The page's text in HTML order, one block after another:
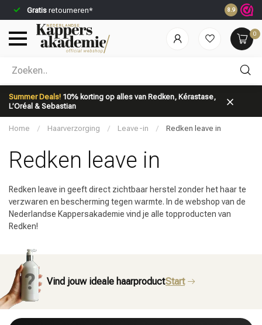
Gratis retourneren* Voor
8.9
0
Summer Deals! 10% korting op alles van Redken, Kérastase,
L’Oréal & Sebastian
Welke categorie ben jij naar op zoek?
Merken Haarverzorging
Home / Haarverzorging / Leave-in / Redken leave in
Redken leave in
Redken leave in geeft direct zichtbaar herstel zonder het haar te
verzwaren en bescherming tegen warmte. In de webshop van de
Nederlandse Kappersakademie vind je alle topproducten van
Redken!
Vind jouw ideale haarproductStart